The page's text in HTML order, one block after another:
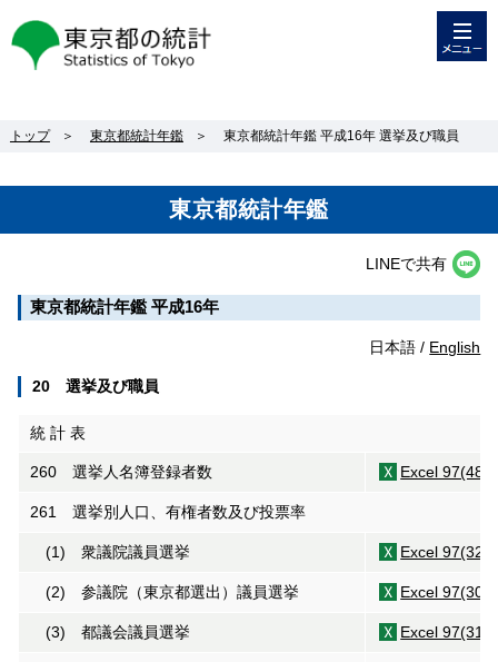
東京都の統計
トップ ＞ 東京都統計年鑑 ＞ 東京都統計年鑑 平成16年 選挙及び職員
東京都統計年鑑
LINEで共有
東京都統計年鑑 平成16年
日本語 / English
20 選挙及び職員
統 計 表
260 選挙人名簿登録者数 Excel
261 選挙別人口、有権者数及び投票率
(1) 衆議院議員選挙 Excel
(2) 参議院（東京都選出）議員選挙 Excel
(3) 都議会議員選挙 Excel